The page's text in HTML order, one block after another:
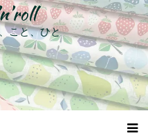
こと、ひと